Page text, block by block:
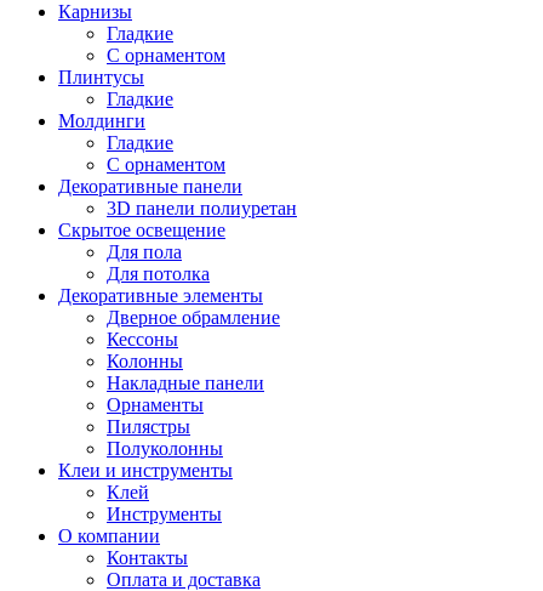
Карнизы
Гладкие
С орнаментом
Плинтусы
Гладкие
Молдинги
Гладкие
С орнаментом
Декоративные панели
3D панели полиуретан
Скрытое освещение
Для пола
Для потолка
Декоративные элементы
Дверное обрамление
Кессоны
Колонны
Накладные панели
Орнаменты
Пилястры
Полуколонны
Клеи и инструменты
Клей
Инструменты
О компании
Контакты
Оплата и доставка